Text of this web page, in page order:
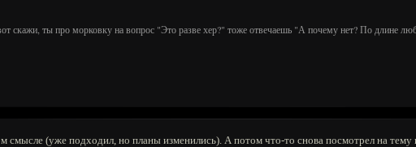
скажи, ты про морковку на вопрос "Это разве хер?" тоже отвечаешь "А почему нет? По длине
смысле (уже подходил, но планы изменились). А потом что-то снова посмотрел на тему